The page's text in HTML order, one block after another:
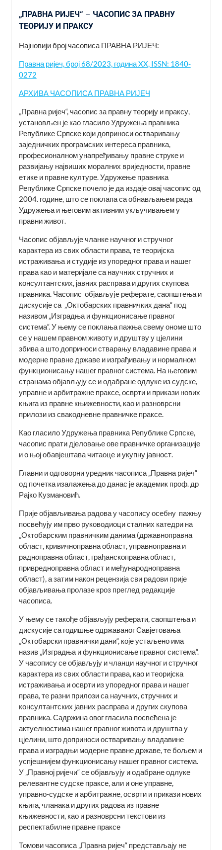
„ПРАВНА РИЈЕЧ“ – ЧАСОПИС ЗА ПРАВНУ
ТЕОРИЈУ И ПРАКСУ
Најновији број часописа ПРАВНА РИЈЕЧ:
Правна ријеч, број 68/2023, година XX, ISSN: 1840-
0272
АРХИВА ЧАСОПИСА ПРАВНА РИЈЕЧ
„Правна ријеч“, часопис за правну теорију и праксу,
установљен је као гласило Удружења правника
Републике Српске који доприноси оства­ривању
заједничких програмских интереса правника,
професио­налном унапређивању правне струке и
развијању највиших моралних вриједности, правне
етике и правне културе. Удружење правника
Републике Српске почело је да издаје овај часопис од
2004. године, што се поклапа са обнављањем рада
Удружења и његовим активним укључивањем у
правни живот.
Часопис објављује чланке научног и стручног
карактера из свих области права, те теоријска
истраживања и студије из упоредног права и нашег
права као и материјале са научних стручних и
консултантских, ја­вних расправа и других скупова
правника. Часопис објављуje рефе­рате, саопштења и
дискусије са „Октоба­рских правничких дана“ под
називом „Изградња и функционисање правног
система“. У њему се поклања пажња свему ономе што
се у нашем правном животу и друштву у цјелини
збива а што доприноси стварању владавине права и
модерне правне државе и изграђивању и нормалном
функционисању нашег правног система. На његовим
странама објављују се и одабране одлуке из судске,
управне и арбитражне праксе, осврти и прикази нових
књига из правне књижевности, као и разноврсни
прилози из свакодневне правничке праксе.
Као гласило Удружења правника Републике Српске,
часопис прати дјеловање ове правничке организације
и о њој обавјештава читаоце и укупну јавност.
Главни и одговорни уредник часописа „Правна ријеч“
од почетка изалажења до данас је академик проф. др
Рајко Кузмановић.
Прије објављивања радова у часопису осебну пажњу
посвећују им прво руководиоци сталних катедри на
„Октобарским правничким данима (државноправна
област, кривичноправна област, управноправна и
радноправна област, грађанскоправна област,
привредноправна област и међународноправна
област), а затим након рецензија сви радови прије
објављивања пролазе кроз преглед редакције
часописа.
У њему се такође објављују реферати, саопштења и
дискусије са годишње одржаваног Савјетовања
„Октобарски правнички дани“, које устаљено има
назив „Изградња и функционисање правног система“.
У часопису се објављују и чланци научног и стручног
карактера из свих области права, као и теоријска
истраживања и осврти из упоредног права и нашег
права, те разни прилози са научних, стручних и
консултантских јавних расправа и других скупова
правника. Садржина овог гласила посвећена је
актуелностима нашег правног живота и друштва у
цјелини, што доприноси остваривању владавине
права и изградњи модерне правне државе, те бољем и
успјешнијем функционисању нашег правног система.
У „Правној ријечи“ се објављују и одабране одлуке
релевантне судске праксе, али и оне управне,
управно-судске и арбитражне, осврти и прикази нових
књига, чланака и других радова из правне
књижевности, као и разноврсни текстови из
респектабилне правне праксе
Томови часописа „Правна ријеч“ представљају не